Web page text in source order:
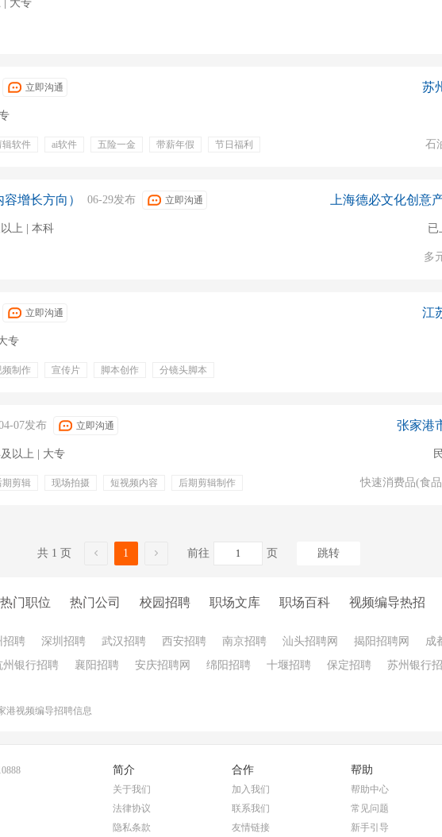
| 大专
立即沟通
辑软件 ai软件 五险一金 带薪年假
节日福利
苏
石
增长方向） 06-29发布 立即沟通
上 | 本科 已
多
立即沟通
专
频制作 宣传片 脚本创作
分镜头脚本
江
07发布 立即沟通
以上 | 大专
期剪辑 现场拍摄 短视频内容
后期剪辑制作
张家港
快速消费品(食
共 1 页 1 前往 页 跳转
热门职位 热门公司 校园招聘 职场文库 职场百科 视频编导热招
招聘 深圳招聘 武汉招聘 西安招聘 南京招聘 汕头招聘网 揭阳招聘网 成
州银行招聘 襄阳招聘 安庆招聘网 绵阳招聘 十堰招聘 保定招聘 苏州银行
港视频编导招聘信息
简介
关于我们
法律协议
隐私条款
合作
加入我们
联系我们
友情链接
帮助
帮助中心
常见问题
新手引导